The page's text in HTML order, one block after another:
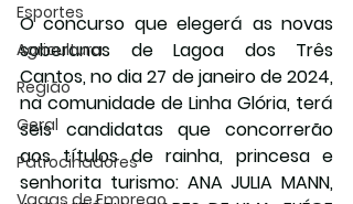
Esportes
Agricultura
Região
Geral
Patrocinadores
Vagas de Emprego
O concurso que elegerá as novas
soberanas de Lagoa dos Três
Cantos, no dia 27 de janeiro de 2024,
na comunidade de Linha Glória, terá
seis candidatas que concorrerão
aos títulos de rainha, princesa e
senhorita turismo: ANA JULIA MANN,